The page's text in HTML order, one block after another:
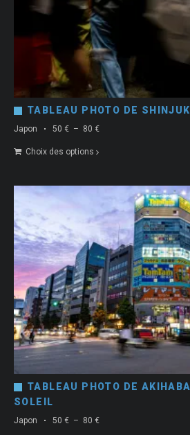
TABLEAU PHOTO DE
Japon
Choix des options
50 € – 80 €Plage
TABLEAU PHOTO DE
SOLEIL
Japon 50 € – 80 €Plage